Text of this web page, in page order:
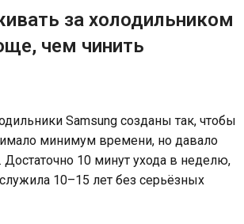
за холодильником
чем чинить
Samsung созданы так, чтобы
минимум времени, но давало
10 минут ухода в неделю,
10–15 лет без серьёзных